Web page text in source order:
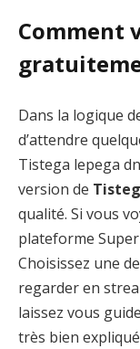
Comment
Dans la logique
d’attendre
Tistega lepega
version de
qualité. Si vous
plateforme
Choisissez une
regarder en
laissez vous
très bien